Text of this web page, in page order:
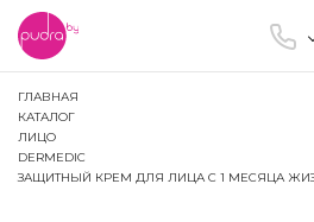
ГЛАВНАЯ
КАТАЛОГ
ЛИЦО
DERMEDIC
ЗАЩИТНЫЙ КРЕМ ДЛЯ ЛИЦА С 1 МЕСЯЦА